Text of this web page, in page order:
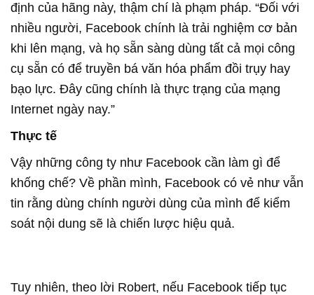
định của hãng này, thậm chí là phạm pháp. “Đối với
nhiều người, Facebook chính là trải nghiệm cơ bản
khi lên mạng, và họ sẵn sàng dùng tất cả mọi công
cụ sẵn có để truyền bá văn hóa phẩm đồi trụy hay
bạo lực. Đây cũng chính là thực trạng của mạng
Internet ngày nay.”
Thực tế
Vậy những công ty như Facebook cần làm gì để
khống chế? Về phần mình, Facebook có vẻ như vẫn
tin rằng dùng chính người dùng của mình để kiểm
soát nội dung sẽ là chiến lược hiệu quả.
Tuy nhiên, theo lời Robert, nếu Facebook tiếp tục